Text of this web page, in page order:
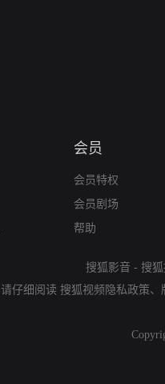
会员
会员特权
会员剧场
帮助
搜狐影音 - 搜
请仔细阅读 搜狐视频隐私政策、